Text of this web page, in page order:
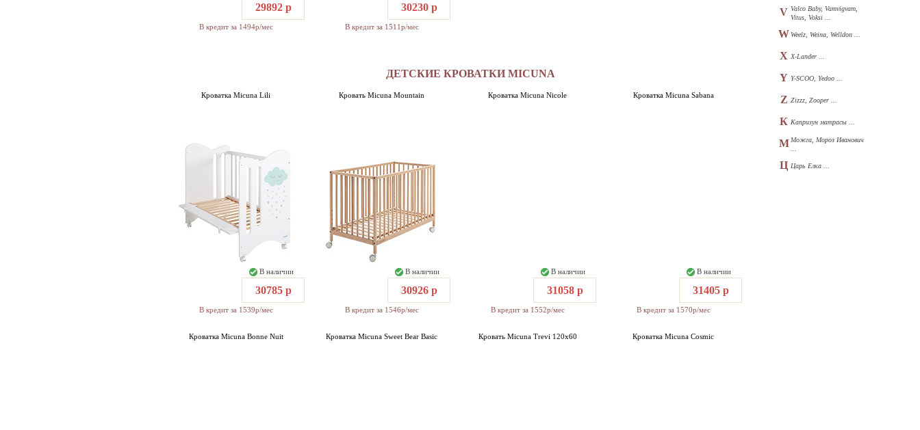
29892 р
В кредит за 1494р/мес
30230 р
В кредит за 1511р/мес
ДЕТСКИЕ КРОВАТКИ MICUNA
Кроватка Micuna Lili
В наличии
30785 р
В кредит за 1539р/мес
Кровать Micuna Mountain
В наличии
30926 р
В кредит за 1546р/мес
Кроватка Micuna Nicole
В наличии
31058 р
В кредит за 1552р/мес
Кроватка Micuna Sabana
В наличии
31405 р
В кредит за 1570р/мес
Кроватка Micuna Bonne Nuit Кроватка Micuna Sweet Bear Basic Кровать Micuna Trevi 120x60 Кроватка Micuna Cosmic
V Valco Baby, Vamvigvam,
Vitus, Voksi ...
WWeelz, Weina, Welldon ...
X X-Lander ...
Y Y-SCOO, Yedoo ...
Z Zizzz, Zooper ...
К Капризун матрасы ...
М Можга, Мороз Иванович
Ц Царь Елка ...